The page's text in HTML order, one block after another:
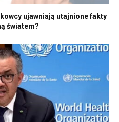
ujawniają utajnione fakty
światem?